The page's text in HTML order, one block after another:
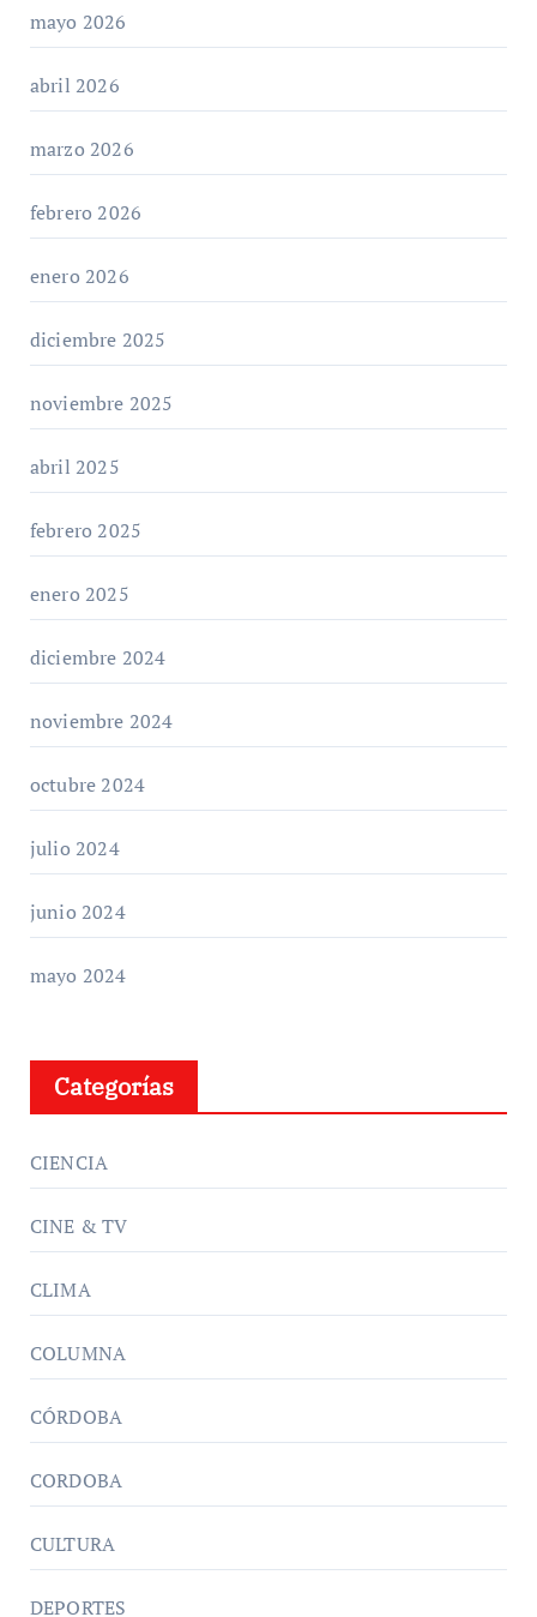
mayo 2026
abril 2026
marzo 2026
febrero 2026
enero 2026
diciembre 2025
noviembre 2025
abril 2025
febrero 2025
enero 2025
diciembre 2024
noviembre 2024
octubre 2024
julio 2024
junio 2024
mayo 2024
Categorías
CIENCIA
CINE & TV
CLIMA
COLUMNA
CÓRDOBA
CORDOBA
CULTURA
DEPORTES